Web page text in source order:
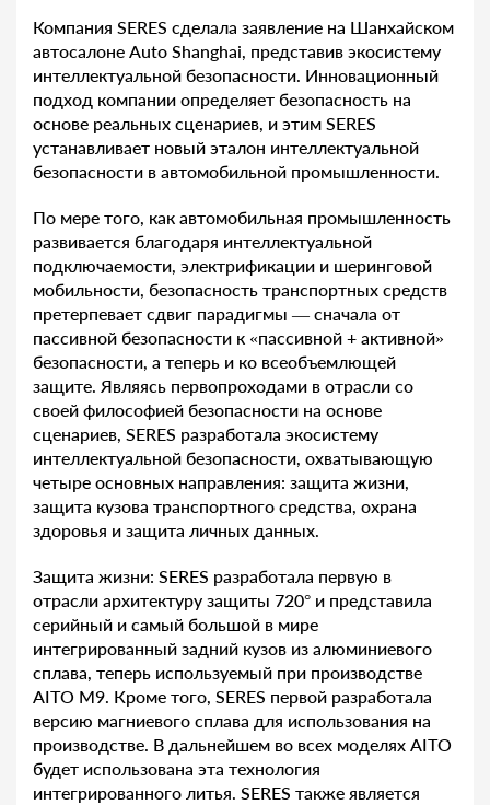
Компания SERES сделала заявление на Шанхайском
автосалоне Auto Shanghai, представив экосистему
интеллектуальной безопасности. Инновационный
подход компании определяет безопасность на
основе реальных сценариев, и этим SERES
устанавливает новый эталон интеллектуальной
безопасности в автомобильной промышленности.
По мере того, как автомобильная промышленность
развивается благодаря интеллектуальной
подключаемости, электрификации и шеринговой
мобильности, безопасность транспортных средств
претерпевает сдвиг парадигмы — сначала от
пассивной безопасности к «пассивной + активной»
безопасности, а теперь и ко всеобъемлющей
защите. Являясь первопроходами в отрасли со
своей философией безопасности на основе
сценариев, SERES разработала экосистему
интеллектуальной безопасности, охватывающую
четыре основных направления: защита жизни,
защита кузова транспортного средства, охрана
здоровья и защита личных данных.
Защита жизни: SERES разработала первую в
отрасли архитектуру защиты 720° и представила
серийный и самый большой в мире
интегрированный задний кузов из алюминиевого
сплава, теперь используемый при производстве
AITO M9. Кроме того, SERES первой разработала
версию магниевого сплава для использования на
производстве. В дальнейшем во всех моделях AITO
будет использована эта технология
интегрированного литья. SERES также является